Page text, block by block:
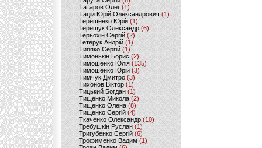
Татаров Олег(1)
Тацій Юрій Олександрович(1)
Терещенко Юрій(1)
Терещук Олександр(6)
Терьохін Сергій (2)
Тетерук Андрій (1)
Тигіпко Сергій(1)
Тимонькін Борис (2)
Тимошенко Юлія (135)
Тимошенко Юрій(3)
Тимчук Дмитро (3)
Тихонов Віктор (1)
Тицький Богдан (1)
Тищенко Микола (2)
Тищенко Олена (8)
Тищенко Сергій (4)
Ткаченко Олександр (10)
Требушкін Руслан (1)
Тригубенко Сергій(6)
Трофименко Вадим (1)